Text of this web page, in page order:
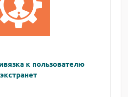
к пользователю
экстранет